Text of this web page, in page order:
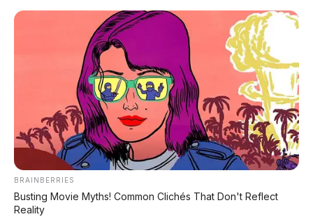
Baterai isi ulang
Kartrid hidrogen
2-6 jam (home
charging)
2-5 menit
Nol (langsung) Nol (cuma air)
Biaya
operasional
Murah (listrik)
Masih mahal
(hidrogen)
Infrastruktu
r
SPKLU mulai
Harus bangun
BRAINBERRIES
Busting Movie Myths! Common Clichés That Don't Reflect
Reality